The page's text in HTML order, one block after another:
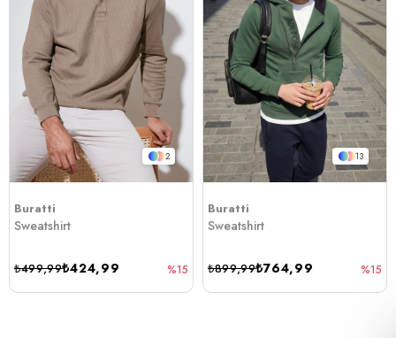
2
Buratti
Sweatshirt
₺424,99
₺499,99 %15
13
Buratti
Sweatshirt
₺764,99
₺899,99 %15